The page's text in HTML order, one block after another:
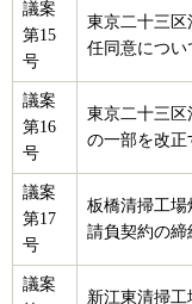
議案
第15
号
東京二十三区
任同意につい
議案
第16
号
東京二十三区
の一部を改正
議案
第17
号
板橋清掃工
請負契約の締
議案
新江東清掃